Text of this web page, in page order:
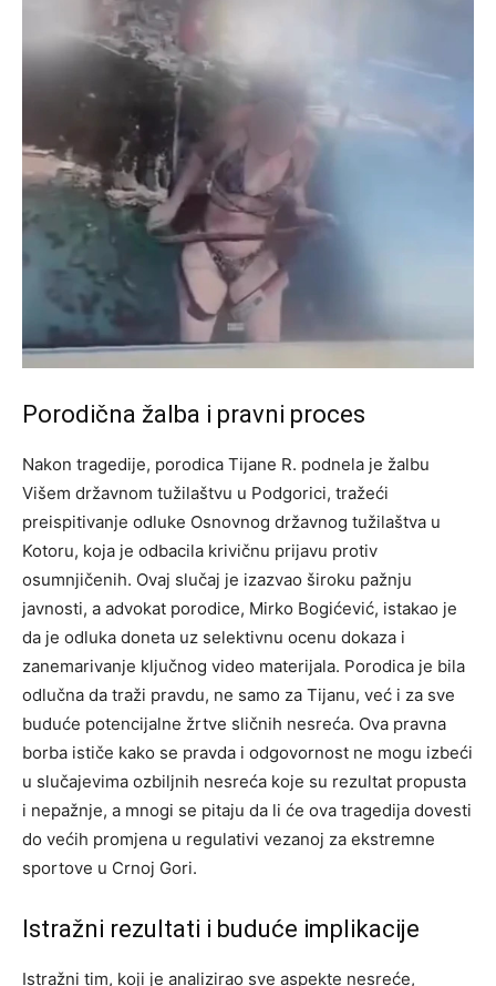
Porodična žalba i pravni proces
Nakon tragedije, porodica Tijane R. podnela je žalbu
Višem državnom tužilaštvu u Podgorici, tražeći
preispitivanje odluke Osnovnog državnog tužilaštva u
Kotoru, koja je odbacila krivičnu prijavu protiv
osumnjičenih. Ovaj slučaj je izazvao široku pažnju
javnosti, a advokat porodice, Mirko Bogićević, istakao je
da je odluka doneta uz selektivnu ocenu dokaza i
zanemarivanje ključnog video materijala. Porodica je bila
odlučna da traži pravdu, ne samo za Tijanu, već i za sve
buduće potencijalne žrtve sličnih nesreća. Ova pravna
borba ističe kako se pravda i odgovornost ne mogu izbeći
u slučajevima ozbiljnih nesreća koje su rezultat propusta
i nepažnje, a mnogi se pitaju da li će ova tragedija dovesti
do većih promjena u regulativi vezanoj za ekstremne
sportove u Crnoj Gori.
Istražni rezultati i buduće implikacije
Istražni tim, koji je analizirao sve aspekte nesreće,